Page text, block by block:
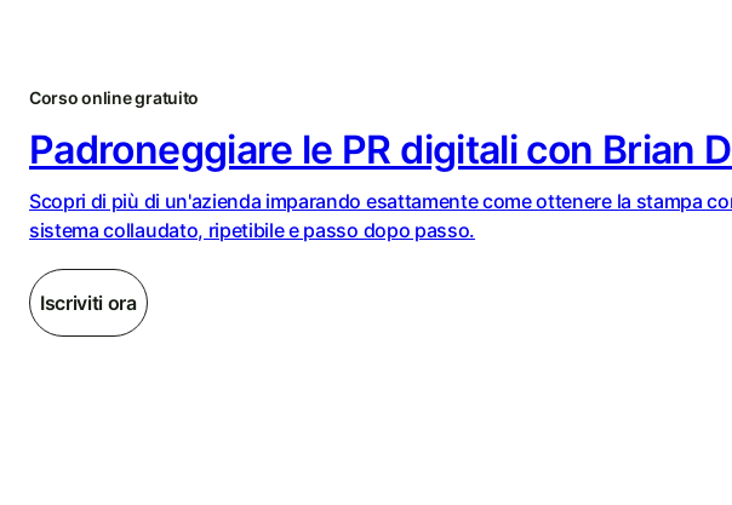
Corso online gratuito
Padroneggiare le PR digitali con Brian
Scopri di più di un'azienda imparando esattamente come ottenere la stampa
sistema collaudato, ripetibile e passo dopo passo.
Iscriviti ora